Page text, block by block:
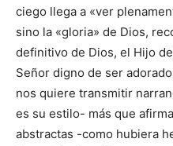
ciego llega a «ver
sino la «gloria» de Dios,
definitivo de Dios, el Hijo
Señor digno de ser
nos quiere transmitir
es su estilo- más que
abstractas -como hubiera